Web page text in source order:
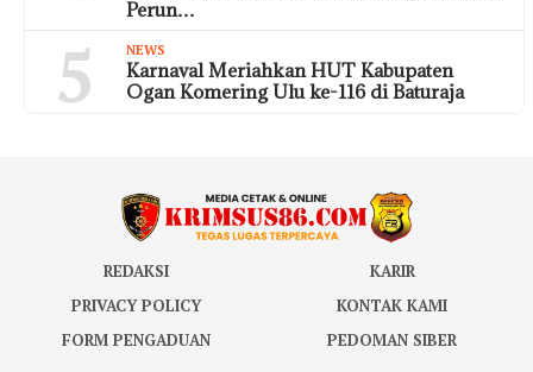
Perun…
5 NEWS
Karnaval Meriahkan HUT Kabupaten
Ogan Komering Ulu ke-116 di Baturaja
REDAKSI
KARIR
PRIVACY POLICY
KONTAK KAMI
FORM PENGADUAN
PEDOMAN SIBER